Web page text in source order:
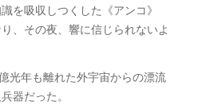
を吸収しつくした《アンコ》
、その夜、響に信じられないよ
光年も離れた外宇宙からの漂流
器だった。